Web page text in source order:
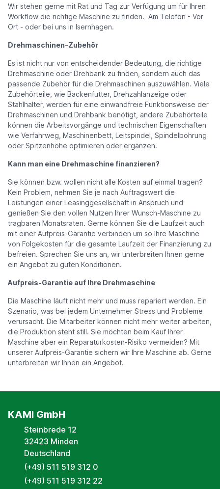
Wir stehen gerne mit Rat und Tag zur Verfügung um für Ihren
Workflow die richtige Maschine zu finden. Am Telefon - Vor
Ort - oder bei uns in Isernhagen.
Drehmaschinen-Zubehör
Es ist nicht nur von entscheidender Bedeutung, die richtige
Drehmaschine oder Drehbank zu finden, sondern auch das
passende Zubehör für die Drehmaschinen auszuwählen. Viele
Zubehörteile, wie Backenfutter, Drehzahlanzeige oder
Stahlhalter, werden für eine einwandfreie Funktionsweise der
Drehmaschinen und Drehbank benötigt, andere Zubehörteile
können die Arbeitsvorgänge und technischen Eigenschaften
wie Verfahrweg, Maschinenbett, Leitspindel, Spindelbohrung
oder Spitzenhöhe optimieren oder ergänzen.
Kann man eine Drehmaschine finanzieren?
Sie können bzw. wollen nicht alle Kosten auf einmal tragen?
Kein Problem, nehmen Sie je nach Auftragswert die
Leistungen einer Leasinggesellschaft in Anspruch und
genießen Sie den vollen Nutzen Ihrer Wunsch-Maschine zu
tragbaren Monatsraten. Gerne können Sie die Laufzeit auch
mit einer Aufpreis-Garantie verbinden um so Ihre Maschine
von Folgekosten für die gesamte Laufzeit der Finanzierung zu
befreien. Sprechen Sie uns an, wir unterbreiten Ihnen gerne
ein Angebot zu guten Konditionen.
Aufpreis-Garantie auf Ihre Drehmaschine
Die Maschine läuft nicht mehr und muss repariert werden. Ein
Szenario, was bei jedem Unternehmer Stress und Probleme
verursacht. Die Mitarbeiter können nicht mehr weiter arbeiten,
die Produktion steht still. Sie möchten beim Kauf Ihrer
Maschine aber ein Reparaturkosten-Risiko vermeiden? Mit
unserer Aufpreis-Garantie sichern wir Ihre Maschine ab. Gerne
unterbreiten wir Ihnen ein Angebot.
KAMI GmbH
Steinbrede 12
32423 Minden
Deutschland
(+49) 511 519 312 0
(+49) 511 519 312 22